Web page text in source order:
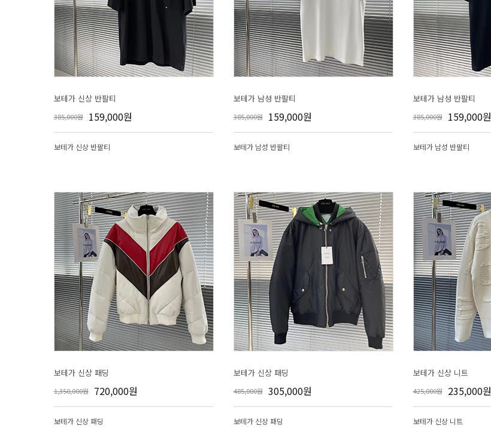
보테가 신상 반팔티
385,000원 159,000원
보테가 신상 반팔티
보테가 남성 반팔티
385,000원 159,000원
보테가 남성 반팔티
보테가 남성 반팔티
385,000원 159,000원
보테가 남성 반팔티
보테가 신상 패딩
1,350,000원 720,000원
보테가 신상 패딩
보테가 신상 패딩
485,000원 305,000원
보테가 신상 패딩
보테가 신상 니트
425,000원 235,000원
보테가 신상 니트